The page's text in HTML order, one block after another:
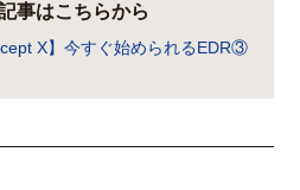
事はこちらから
X】今すぐ始められるEDR③